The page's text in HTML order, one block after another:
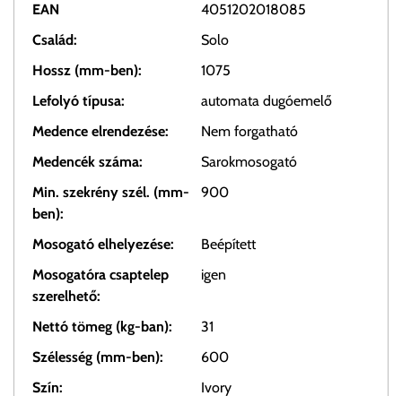
EAN
4051202018085
Család:
Solo
Hossz (mm-ben):
1075
Lefolyó típusa:
automata dugóemelő
Medence elrendezése:
Nem forgatható
Medencék száma:
Sarokmosogató
Min. szekrény szél. (mm-
ben):
900
Mosogató elhelyezése:
Beépített
Mosogatóra csaptelep
szerelhető:
igen
Nettó tömeg (kg-ban):
31
Szélesség (mm-ben):
600
Szín:
Ivory